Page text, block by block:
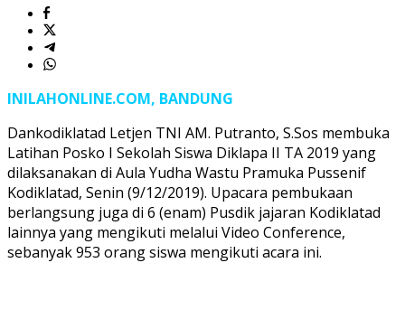
INILAHONLINE.COM, BANDUNG
Dankodiklatad Letjen TNI AM. Putranto, S.Sos membuka
Latihan Posko I Sekolah Siswa Diklapa II TA 2019 yang
dilaksanakan di Aula Yudha Wastu Pramuka Pussenif
Kodiklatad, Senin (9/12/2019). Upacara pembukaan
berlangsung juga di 6 (enam) Pusdik jajaran Kodiklatad
lainnya yang mengikuti melalui Video Conference,
sebanyak 953 orang siswa mengikuti acara ini.